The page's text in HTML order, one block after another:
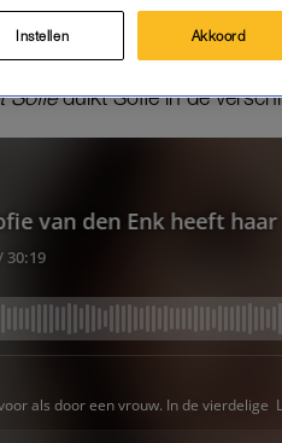
delen waarom het
Sofieduikt Sofie in de
Instellen Akkoord